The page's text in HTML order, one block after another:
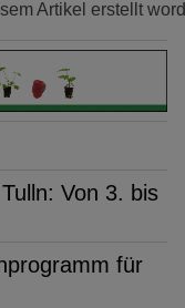
Artikel erstellt
Von 3. bis
für